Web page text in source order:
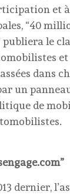
et
“40
publiera le
dans
un
de
dernier,